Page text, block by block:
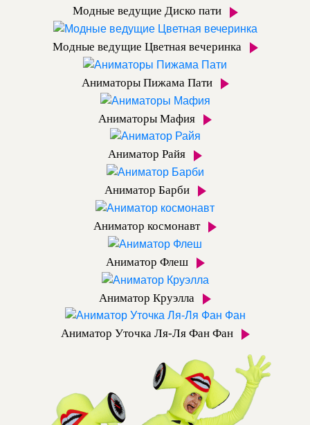
Модные ведущие Диско пати
Модные ведущие Цветная вечеринка
Аниматоры Пижама Пати
Аниматоры Мафия
Аниматор Райя
Аниматор Барби
Аниматор космонавт
Аниматор Флеш
Аниматор Круэлла
Аниматор Уточка Ля-Ля Фан Фан